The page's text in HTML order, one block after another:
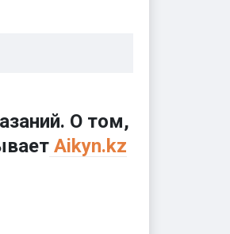
О том,
Aikyn.kz